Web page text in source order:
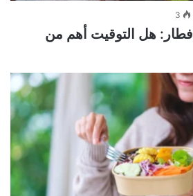
3
هل التوقيت أهم من